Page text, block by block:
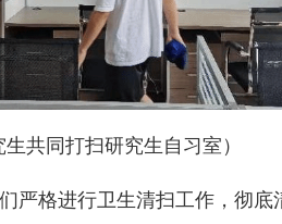
生共同打扫研究生自习室）
严格进行卫生清扫工作，彻底